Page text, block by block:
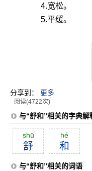
4.宽松。
5.平缓。
分享到： 更多
阅读(4722次)
与“舒和”相关的字典解
shū
舒
hé
和
与“舒和”相关的词语